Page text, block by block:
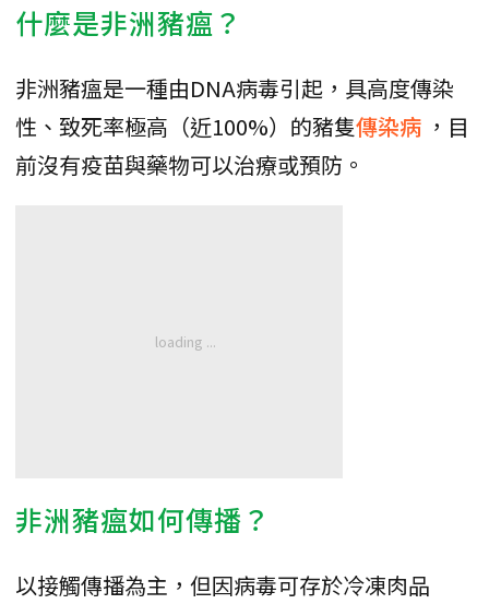
什麼是非洲豬瘟？
非洲豬瘟是一種由DNA病毒引起，具高度傳染
性、致死率極高（近100%）的豬隻傳染病 ，目
前沒有疫苗與藥物可以治療或預防。
非洲豬瘟如何傳播？
以接觸傳播為主，但因病毒可存於冷凍肉品